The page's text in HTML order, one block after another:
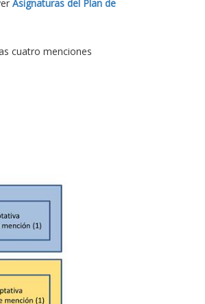
Asignaturas del Plan de
cuatro menciones